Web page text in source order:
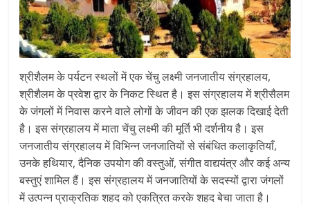
श्रीशैलम के पर्यटन स्थलों में एक चेंचु लक्ष्मी जनजातीय संग्रहालय,
श्रीशैलम के प्रवेश द्वार के निकट स्थित है। इस संग्रहालय में श्रीसैलम
के जंगलों में निवास करने वाले लोगों के जीवन की एक झलक दिखाई देती
है। इस संग्रहालय में माता चेंचु लक्ष्मी की मूर्ति भी दर्शनीय है। इस
जनजातीय संग्रहालय में विभिन्न जनजातियों से संबंधित कलाकृतियाँ,
उनके हथियार, दैनिक उपयोग की वस्तुओं, संगीत वाद्ययंत्र और कई अन्य
बस्तुएं शामिल हैं। इस संग्रहालय में जनजातियों के सदस्यों द्वारा जंगलों
में उत्पन्न प्राक्रतिक शहद को एकत्रित करके शहद बेचा जाता है।